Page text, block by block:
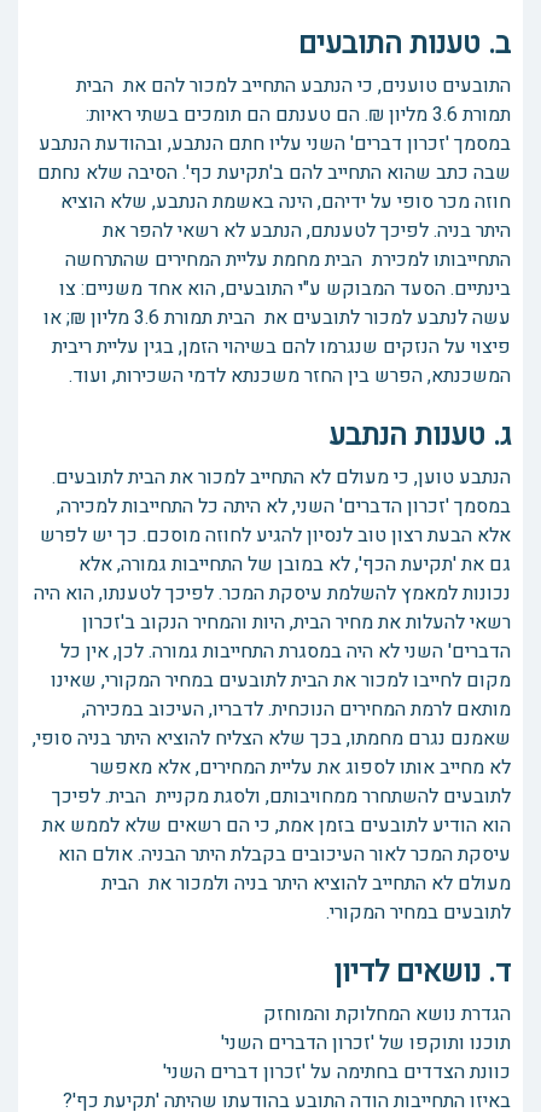
ב. טענות התובעים
התובעים טוענים, כי הנתבע התחייב למכור להם את הבית
תמורת 3.6 מליון ₪. הם טענתם הם תומכים בשתי ראיות:
במסמך 'זכרון דברים' השני עליו חתם הנתבע, ובהודעת הנתבע
שבה כתב שהוא התחייב להם ב'תקיעת כף'. הסיבה שלא נחתם
חוזה מכר סופי על ידיהם, הינה באשמת הנתבע, שלא הוציא
היתר בניה. לפיכך לטענתם, הנתבע לא רשאי להפר את
התחייבותו למכירת הבית מחמת עליית המחירים שהתרחשה
בינתיים. הסעד המבוקש ע"י התובעים, הוא אחד משניים: צו
עשה לנתבע למכור לתובעים את הבית תמורת 3.6 מליון ₪; או
פיצוי על הנזקים שנגרמו להם בשיהוי הזמן, בגין עליית ריבית
המשכנתא, הפרש בין החזר משכנתא לדמי השכירות, ועוד.
ג. טענות הנתבע
הנתבע טוען, כי מעולם לא התחייב למכור את הבית לתובעים.
במסמך 'זכרון הדברים' השני, לא היתה כל התחייבות למכירה,
אלא הבעת רצון טוב לנסיון להגיע לחוזה מוסכם. כך יש לפרש
גם את 'תקיעת הכף', לא במובן של התחייבות גמורה, אלא
נכונות למאמץ להשלמת עיסקת המכר. לפיכך לטענתו, הוא היה
רשאי להעלות את מחיר הבית, היות והמחיר הנקוב ב'זכרון
הדברים' השני לא היה במסגרת התחייבות גמורה. לכן, אין כל
מקום לחייבו למכור את הבית לתובעים במחיר המקורי, שאינו
מותאם לרמת המחירים הנוכחית. לדבריו, העיכוב במכירה,
שאמנם נגרם מחמתו, בכך שלא הצליח להוציא היתר בניה סופי,
לא מחייב אותו לספוג את עליית המחירים, אלא מאפשר
לתובעים להשתחרר ממחויבותם, ולסגת מקניית הבית. לפיכך
הוא הודיע לתובעים בזמן אמת, כי הם רשאים שלא לממש את
עיסקת המכר לאור העיכובים בקבלת היתר הבניה. אולם הוא
מעולם לא התחייב להוציא היתר בניה ולמכור את הבית
לתובעים במחיר המקורי.
ד. נושאים לדיון
הגדרת נושא המחלוקת והמוחזק
תוכנו ותוקפו של 'זכרון הדברים השני'
כוונת הצדדים בחתימה על 'זכרון דברים השני'
באיזו התחייבות הודה התובע בהודעתו שהיתה 'תקיעת כף'?